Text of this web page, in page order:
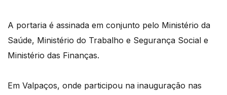
A portaria é assinada em conjunto pelo Ministério da
Saúde, Ministério do Trabalho e Segurança Social e
Ministério das Finanças.
Em Valpaços, onde participou na inauguração nas